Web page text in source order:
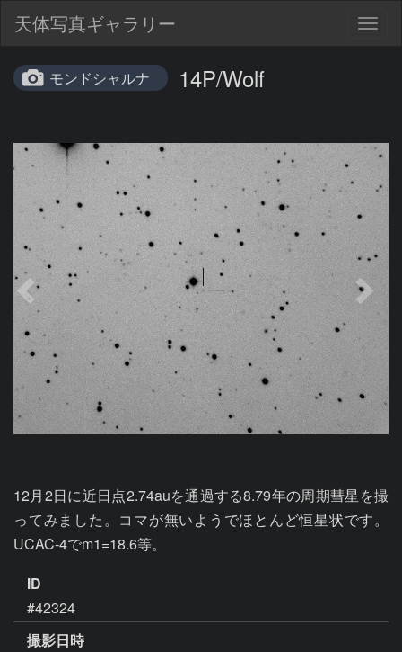
天体写真ギャラリー
モンドシャルナ 14P/Wolf
12月2日に近日点2.74auを通過する8.79年の周期彗星を撮
ってみました。コマが無いようでほとんど恒星状です。
UCAC-4でm1=18.6等。
ID
#42324
撮影日時